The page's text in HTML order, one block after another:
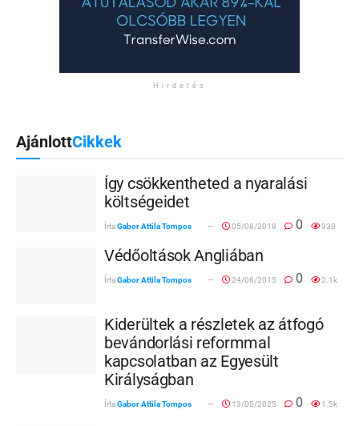
Hirdetés
AjánlottCikkek
Így csökkentheted a nyaralási
költségeidet
ÍrtaGabor Attila Tompos 05/08/2018 0 930
Védőoltások Angliában
ÍrtaGabor Attila Tompos 24/06/2015 0 2.1k
Kiderültek a részletek az átfogó
bevándorlási reformmal
kapcsolatban az Egyesült
Királyságban
ÍrtaGabor Attila Tompos 13/05/2025 0 1.5k